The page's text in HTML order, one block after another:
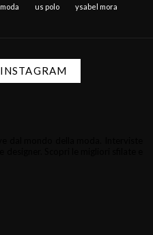
us polo ysabel mora